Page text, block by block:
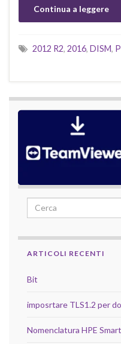
Continua a leggere
2012 R2, 2016, DISM,
Search for:
ARTICOLI RECENTI
Bit
imposrtare TLS1.2 per
Nomenclatura HPE